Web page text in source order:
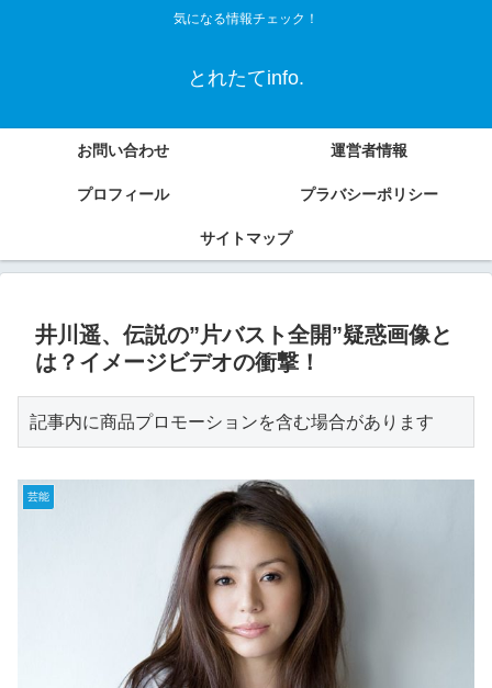
気になる情報チェック！
とれたてinfo.
お問い合わせ 運営者情報
プロフィール プラバシーポリシー
サイトマップ
井川遥、伝説の”片バスト全開”疑惑画像と
は？イメージビデオの衝撃！
記事内に商品プロモーションを含む場合があります
芸能